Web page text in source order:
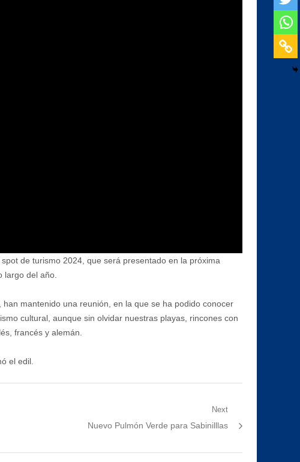
de turismo 2024, que será presentado en la próxima
largo del año.
mantenido una reunión, en la que se ha podido conocer
cultural, aunque sin olvidar nuestras playas, rincones con
francés y alemán.
el edil.
Next
Next
Nuevo Pulmón Verde para Sabinilllas